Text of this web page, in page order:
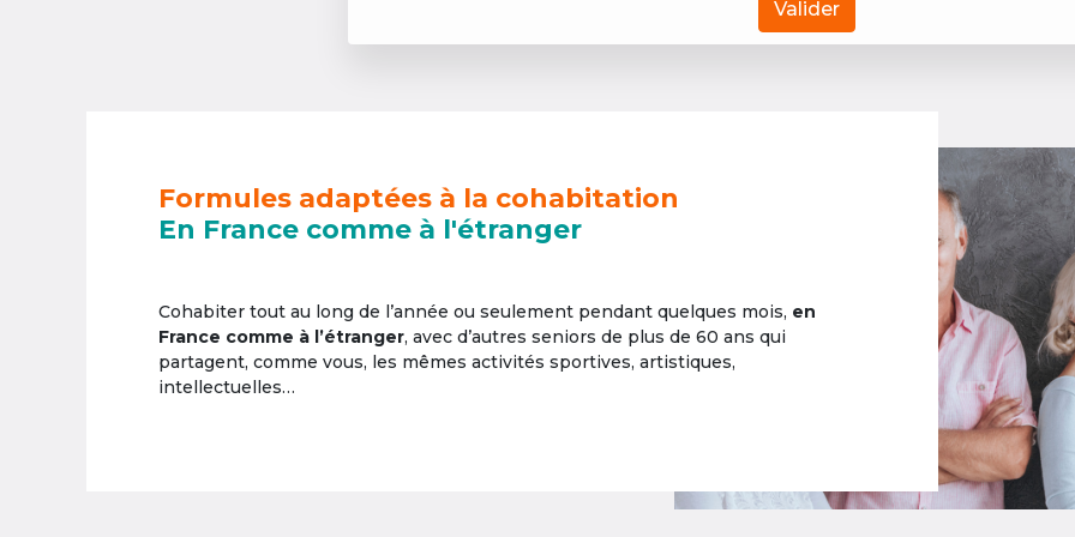
Valider
Formules adaptées à la cohabitation
En France comme à l'étranger
Cohabiter tout au long de l’année ou seulement pendant quelques mois, en
France comme à l’étranger, avec d’autres seniors de plus de 60 ans qui
partagent, comme vous, les mêmes activités sportives, artistiques,
intellectuelles…